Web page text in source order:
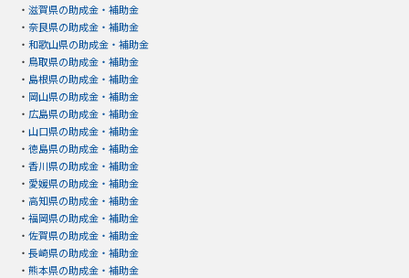
・ 滋賀県の助成金・補助金
・ 奈良県の助成金・補助金
・ 和歌山県の助成金・補助金
・ 鳥取県の助成金・補助金
・ 島根県の助成金・補助金
・ 岡山県の助成金・補助金
・ 広島県の助成金・補助金
・ 山口県の助成金・補助金
・ 徳島県の助成金・補助金
・ 香川県の助成金・補助金
・ 愛媛県の助成金・補助金
・ 高知県の助成金・補助金
・ 福岡県の助成金・補助金
・ 佐賀県の助成金・補助金
・ 長崎県の助成金・補助金
・ 熊本県の助成金・補助金